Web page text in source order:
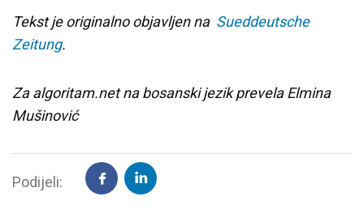
Tekst je originalno objavljen na Sueddeutsche
Zeitung.
Za algoritam.net na bosanski jezik prevela Elmina
Mušinović
Podijeli: